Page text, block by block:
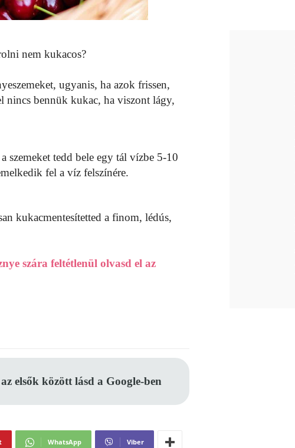
nem kukacos?
ugyanis, ha azok frissen,
nincs bennük kukac, ha viszont lágy,
szemeket tedd bele egy tál vízbe 5-10
fel a víz felszínére.
kukacmentesítetted a finom, lédús,
szára feltétlenül olvasd el az
elsők között lásd a Google-ben
WhatsApp Viber